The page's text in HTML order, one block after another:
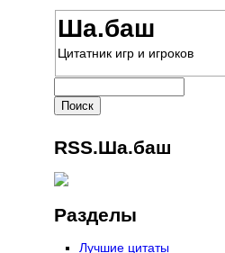
Ша.баш
Цитатник игр и игроков
RSS.Ша.баш
Разделы
Лучшие цитаты